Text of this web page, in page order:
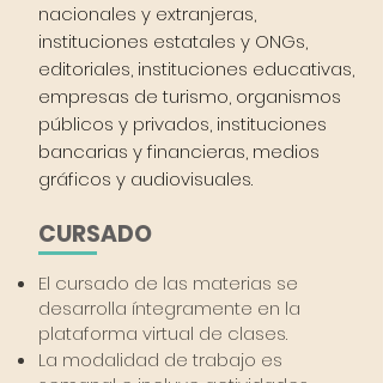
nacionales y extranjeras,
instituciones estatales y ONGs,
editoriales, instituciones educativas,
empresas de turismo, organismos
públicos y privados, instituciones
bancarias y financieras, medios
gráficos y audiovisuales.
CURSADO
El cursado de las materias se
desarrolla íntegramente en la
plataforma virtual de clases.
La modalidad de trabajo es